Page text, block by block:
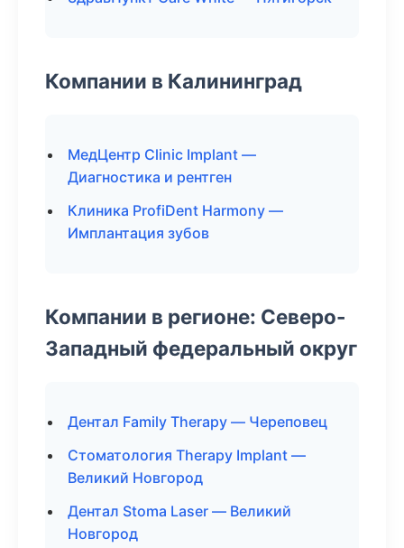
Компании в Калининград
МедЦентр Clinic Implant —
Диагностика и рентген
Клиника ProfiDent Harmony —
Имплантация зубов
Компании в регионе: Северо-
Западный федеральный округ
Дентал Family Therapy — Череповец
Стоматология Therapy Implant —
Великий Новгород
Дентал Stoma Laser — Великий
Новгород